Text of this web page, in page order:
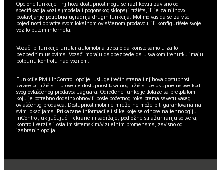
Opcione funkcije i njihova dostupnost mogu se razlikovati zavisno od
specifikacija vozila (modela i pogonskog sklopa) i tržišta, ili je za njihovo
postavljanje potrebna ugradnja drugih funkcija. Molimo vas da se za više
pojedinosti obratite svom lokalnom ovlašćenom prodavcu, ili konfigurišete svoje
vozilo putem interneta.
Vozači bi funkcije unutar automobila trebalo da koriste samo u za to
bezbednim uslovima. Vozači moraju da obezbede da u svakom trenutku imaju
potpunu kontrolu nad vozilom.
Funkcije Pivi i InControl, opcije, usluge trećih strana i njihova dostupnost
zavise od tržišta – proverite dostupnost lokalnog tržišta i celokupne uslove kod
svog ovlašćenog prodavca Jaguara. Određene funkcije dolaze sa pretplatom
koju je potrebno dodatno obnoviti posle početnog roka prema savetu vašeg
ovlašćenog prodavca. Dostupnost mobilne mreže ne može biti garantovana na
svim lokacijama. Prikazane informacije i slike koje se odnose na tehnologiju
InControl, uključujući i ekrane ili sadržaje, podložne su ažuriranju softvera,
kontroli verzija i ostalim sistemskim/vizuelnim promenama, zavisno od
izabranih opcija.